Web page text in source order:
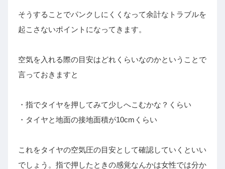
そうすることでパンクしにくくなって余計なトラブルを
起こさないポイントになってきます。
空気を入れる際の目安はどれくらいなのかということで
言っておきますと
・指でタイヤを押してみて少しへこむかな？くらい
・タイヤと地面の接地面積が10cmくらい
これをタイヤの空気圧の目安として確認していくといい
でしょう。指で押したときの感覚なんかは女性では分か